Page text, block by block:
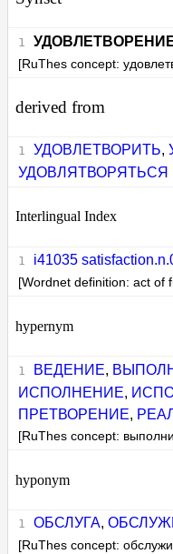
[RuThes concept:
derived from
УДОВЛЕТВОРИТЬ,
УДОВЛЯТВОРЯТЬСЯ
Interlingual Index
i41035
[Wordnet definition: act of
hypernym
ВЕДЕНИЕ,
ИСПОЛНЕНИЕ,
ПРЕТВОРЕНИЕ,
[RuThes concept:
hyponym
ОБСЛУГА,
[RuThes concept: